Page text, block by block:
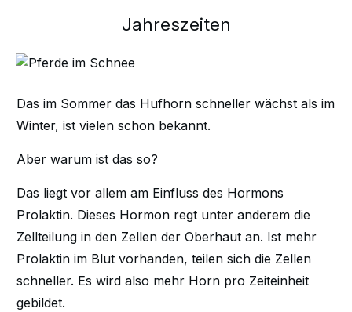
Jahreszeiten
Das im Sommer das Hufhorn schneller wächst als im
Winter, ist vielen schon bekannt.
Aber warum ist das so?
Das liegt vor allem am Einfluss des Hormons
Prolaktin. Dieses Hormon regt unter anderem die
Zellteilung in den Zellen der Oberhaut an. Ist mehr
Prolaktin im Blut vorhanden, teilen sich die Zellen
schneller. Es wird also mehr Horn pro Zeiteinheit
gebildet.